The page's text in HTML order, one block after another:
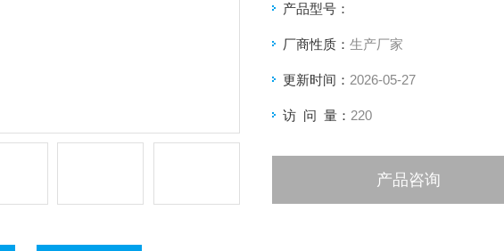
产品型号：
厂商性质： 生产厂家
更新时间： 2026-05-27
访 问 量： 220
产品咨询